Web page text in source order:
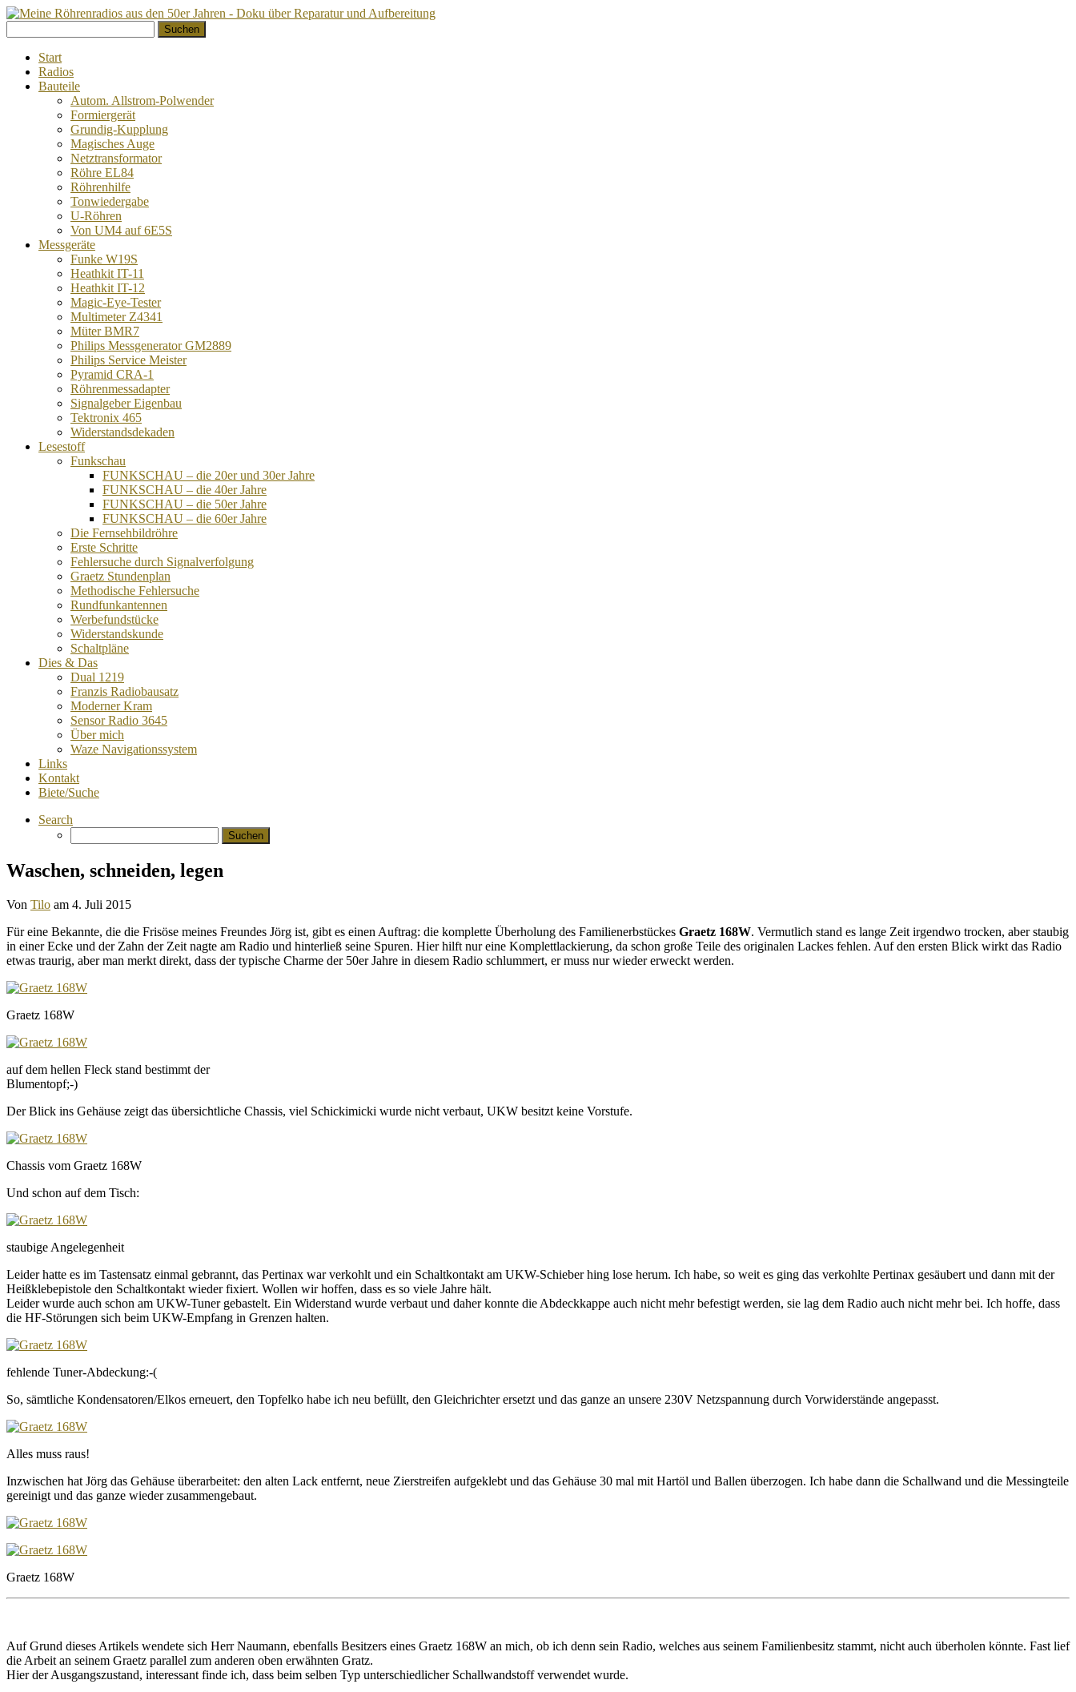
zum
Inhalt
nach:
Start
Radios
Bauteile
Autom. Allstrom-Polwender
Formiergerät
Grundig-Kupplung
Magisches Auge
Netztransformator
Röhre EL84
Röhrenhilfe
Tonwiedergabe
U-Röhren
Von UM4 auf 6E5S
Messgeräte
Funke W19S
Heathkit IT-11
Heathkit IT-12
Magic-Eye-Tester
Multimeter Z4341
Müter BMR7
Philips Messgenerator GM2889
Philips Service Meister
Pyramid CRA-1
Röhrenmessadapter
Signalgeber Eigenbau
Tektronix 465
Widerstandsdekaden
Lesestoff
Funkschau
FUNKSCHAU – die 20er und 30er Jahre
FUNKSCHAU – die 40er Jahre
FUNKSCHAU – die 50er Jahre
FUNKSCHAU – die 60er Jahre
Die Fernsehbildröhre
Erste Schritte
Fehlersuche durch Signalverfolgung
Graetz Stundenplan
Methodische Fehlersuche
Rundfunkantennen
Werbefundstücke
Widerstandskunde
Schaltpläne
Dies & Das
Dual 1219
Franzis Radiobausatz
Moderner Kram
Sensor Radio 3645
Über mich
Waze Navigationssystem
Links
Kontakt
Biete/Suche
Search
nach:
Waschen, schneiden, legen
Von Tilo am 4. Juli 2015
Für eine Bekannte, die die Frisöse meines Freundes Jörg ist, gibt es einen Auftrag: die komplette Überholung des Familienerbstückes Graetz 168W. Vermutlich stand es lange Zeit irgendwo trocken, aber staubig
in einer Ecke und der Zahn der Zeit nagte am Radio und hinterließ seine Spuren. Hier hilft nur eine Komplettlackierung, da schon große Teile des originalen Lackes fehlen. Auf den ersten Blick wirkt das Radio
etwas traurig, aber man merkt direkt, dass der typische Charme der 50er Jahre in diesem Radio schlummert, er muss nur wieder erweckt werden.
Graetz 168W
auf dem hellen Fleck stand bestimmt der
Blumentopf;-)
Der Blick ins Gehäuse zeigt das übersichtliche Chassis, viel Schickimicki wurde nicht verbaut, UKW besitzt keine Vorstufe.
Chassis vom Graetz 168W
Und schon auf dem Tisch:
staubige Angelegenheit
Leider hatte es im Tastensatz einmal gebrannt, das Pertinax war verkohlt und ein Schaltkontakt am UKW-Schieber hing lose herum. Ich habe, so weit es ging das verkohlte Pertinax gesäubert und dann mit der
Heißklebepistole den Schaltkontakt wieder fixiert. Wollen wir hoffen, dass es so viele Jahre hält.
Leider wurde auch schon am UKW-Tuner gebastelt. Ein Widerstand wurde verbaut und daher konnte die Abdeckkappe auch nicht mehr befestigt werden, sie lag dem Radio auch nicht mehr bei. Ich hoffe, dass
die HF-Störungen sich beim UKW-Empfang in Grenzen halten.
fehlende Tuner-Abdeckung:-(
So, sämtliche Kondensatoren/Elkos erneuert, den Topfelko habe ich neu befüllt, den Gleichrichter ersetzt und das ganze an unsere 230V Netzspannung durch Vorwiderstände angepasst.
Alles muss raus!
Inzwischen hat Jörg das Gehäuse überarbeitet: den alten Lack entfernt, neue Zierstreifen aufgeklebt und das Gehäuse 30 mal mit Hartöl und Ballen überzogen. Ich habe dann die Schallwand und die Messingteile
gereinigt und das ganze wieder zusammengebaut.
Graetz 168W
Auf Grund dieses Artikels wendete sich Herr Naumann, ebenfalls Besitzers eines Graetz 168W an mich, ob ich denn sein Radio, welches aus seinem Familienbesitz stammt, nicht auch überholen könnte. Fast lief
die Arbeit an seinem Graetz parallel zum anderen oben erwähnten Gratz.
Hier der Ausgangszustand, interessant finde ich, dass beim selben Typ unterschiedlicher Schallwandstoff verwendet wurde.